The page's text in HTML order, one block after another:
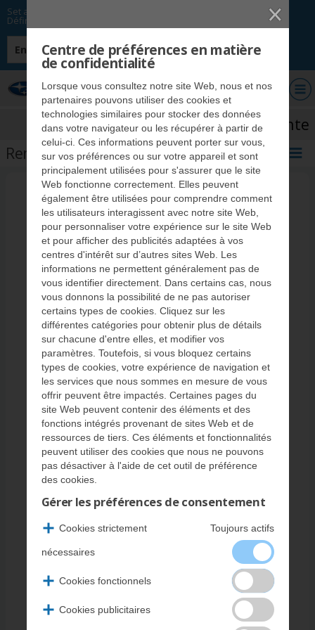
Set as my preferred option.
Définir comme option de préférence.
English
Concessionnaires Subaru
Promotion de vente
Remise aux diplômés
Impreza 2026 (FR)
Crosstrek 2026 (FR)
Forester 2026 (FR)
Outback 2026 (FR)
Trailseeker 2026 (FR)
Offres spéciales
Programme de remise aux
diplômés de Subaru Canada
Félicitations aux diplômés!
Vos années de travail acharné ont finalement porté leurs
fruits — diplôme en main, vous voilà prêt à conquérir le
monde! Pour vous aider dans votre conquête, nous avons
la solution : un véhicule Subaru étonnamment abordable,
extrêmement sécuritaire, éminemment fiable et agréable
à conduire!
En tant que diplômé du collège ou de l’université, vous
pourriez être admissible au Programme de remise aux
comptant unique, applicable aux véhicules Subaru neufs
et aux véhicules d’occasion certifiés Subaru.
Tous les diplômés admissibles sont invités à profiter
Centre de préférences en matière
de confidentialité
Lorsque vous consultez notre site Web, nous et nos
partenaires pouvons utiliser des cookies et
technologies similaires pour stocker des données
dans votre navigateur ou les récupérer à partir de
celui-ci. Ces informations peuvent porter sur vous,
sur vos préférences ou sur votre appareil et sont
principalement utilisées pour s'assurer que le site
Web fonctionne correctement. Elles peuvent
également être utilisées pour comprendre comment
les utilisateurs interagissent avec notre site Web,
pour personnaliser votre expérience sur le site Web
et pour afficher des publicités adaptées à vos
centres d'intérêt sur d’autres sites Web. Les
informations ne permettent généralement pas de
vous identifier directement. Dans certains cas, nous
vous donnons la possibilité de ne pas autoriser
certains types de cookies. Cliquez sur les
différentes catégories pour obtenir plus de détails
sur chacune d'entre elles, et modifier vos
paramètres. Toutefois, si vous bloquez certains
types de cookies, votre expérience de navigation et
les services que nous sommes en mesure de vous
offrir peuvent être impactés. Certaines pages du
site Web peuvent contenir des éléments et des
fonctions intégrés provenant de sites Web et de
ressources de tiers. Ces éléments et fonctionnalités
peuvent utiliser des cookies que nous ne pouvons
pas désactiver à l'aide de cet outil de préférence
des cookies.
Gérer les préférences de consentement
Cookies strictement
nécessaires
Toujours actifs
Cookies fonctionnels
Cookies publicitaires